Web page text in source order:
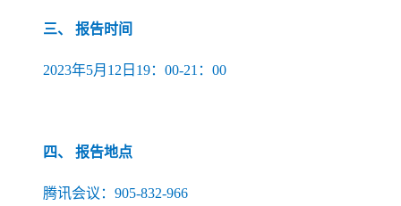
三、 报告时间
2023年5月12 日19：00-21 ：00
四、 报告地点
腾讯会议：905-832-966